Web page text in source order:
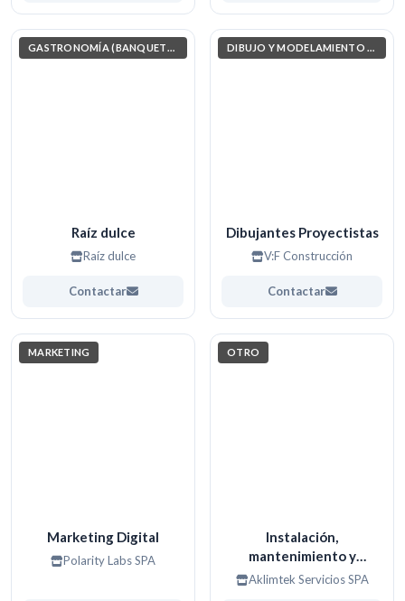
GASTRONOMÍA (BANQUETERAS)
Raíz dulce
Raíz dulce
Contactar
DIBUJO Y MODELAMIENTO ARQUITECTÓNICO
Dibujantes Proyectistas
V:F Construcción
Contactar
MARKETING
Marketing Digital
Polarity Labs SPA
OTRO
Instalación,
mantenimiento y
reparación de aire
Aklimtek Servicios SPA